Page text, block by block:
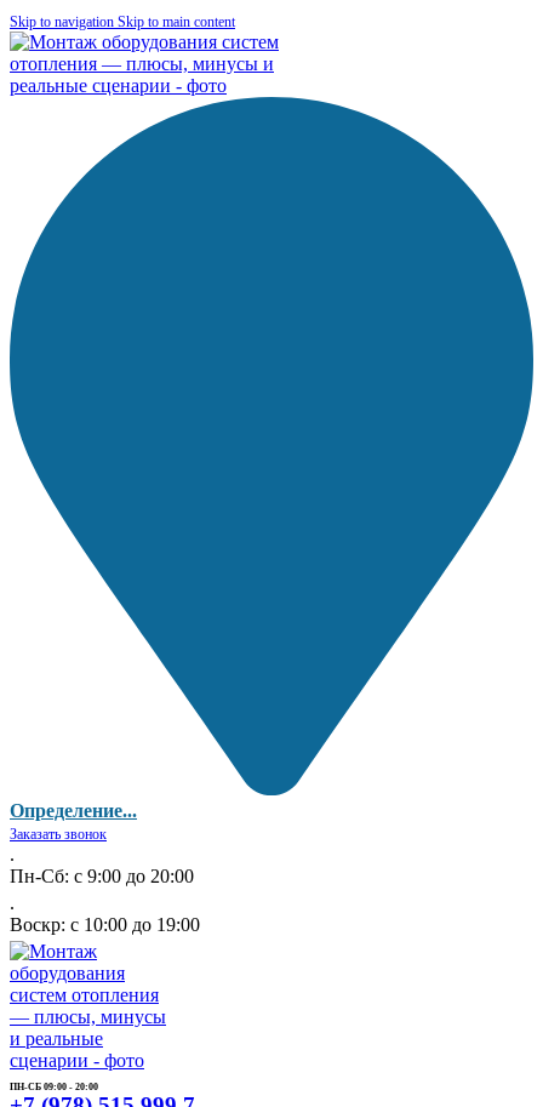
Skip to navigation Skip to main content
Определение...
Заказать звонок
.
Пн-Сб: с 9:00 до 20:00
.
Воскр: с 10:00 до 19:00
ПН-СБ 09:00 - 20:00